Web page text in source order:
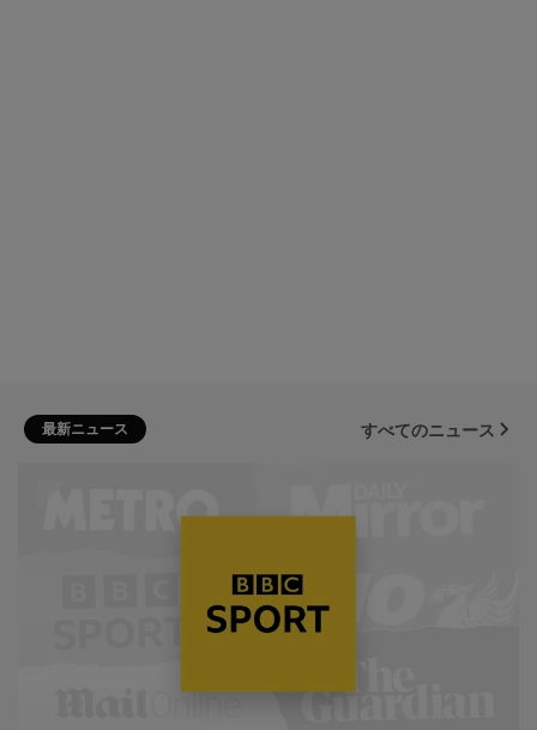
最新ニュース すべてのニュース